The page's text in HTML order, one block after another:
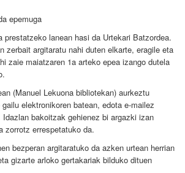
epemuga
prestatzeko lanean hasi da Urtekari Batzordea.
zerbait argitaratu nahi duten elkarte, eragile eta
zaie maiatzaren 1a arteko epea izango dutela
(Manuel Lekuona bibliotekan) aurkeztu
elektronikoren batean, edota e-mailez
Idazlan bakoitzak gehienez bi argazki izan
zorrotz errespetatuko da.
bezperan argitaratuko da azken urtean herrian
gizarte arloko gertakariak bilduko dituen